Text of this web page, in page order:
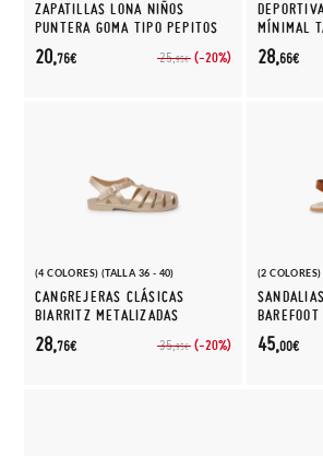
ZAPATILLAS LONA NIÑOS
PUNTERA GOMA TIPO PEPITOS
25,95€ (-20%)
20,76€
MÍNIMAL
28,66€
(4 COLORES) (TALLA 36 - 40)
CANGREJERAS CLÁSICAS
BIARRITZ METALIZADAS
35,95€ (-20%)
28,76€
(2
45,00€